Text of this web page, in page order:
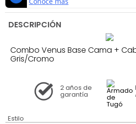
DESCRIPCIÓN
Combo Venus Base Cama +
Gris/Cromo
2 años de
garantía
Estilo